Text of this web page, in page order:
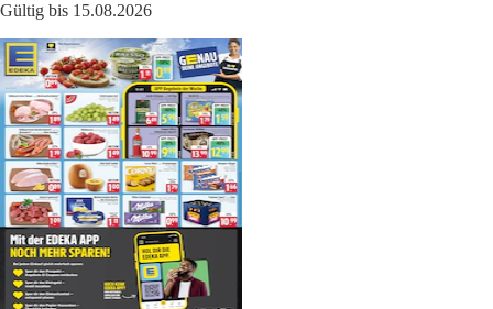
Gültig bis 15.08.2026